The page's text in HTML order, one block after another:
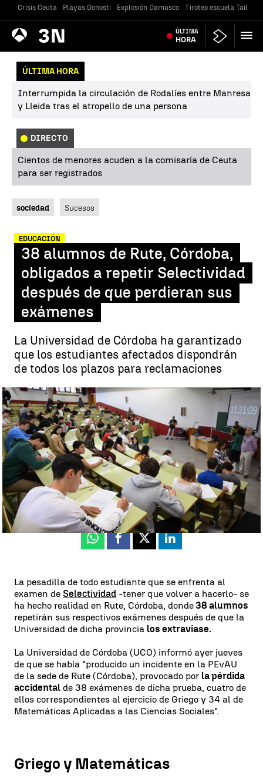
Crisis Ceuta Playas Donosti Explosión Damasco Tiroteo escuela
Antena
3 Noticias ÚLTIMA
HORA
ÚLTIMA HORA
Interrumpida la circulación de Rodalíes entre Manresa
y Lleida tras el atropello de una persona
DIRECTO
Cientos de menores acuden a la comisaría de Ceuta
para ser registrados
sociedad Sucesos
EDUCACIÓN
38 alumnos de Rute, Córdoba,
obligados a repetir Selectividad
después de que perdieran sus
exámenes
La Universidad de Córdoba ha garantizado
que los estudiantes afectados dispondrán
de todos los plazos para reclamaciones
38 alumnos de Rute, Córdoba, obligados a repetir Selectividad
después de que perdieran sus exámenes |EFE
Jorge Martínez
Actualizado:
23 de junio de 2023, 13:20
Publicado:23 de junio de 2023, 12:55
Whatsapp
Facebook
X Linkedin
La pesadilla de todo estudiante que se enfrenta al
examen de Selectividad -tener que volver a hacerlo- se
ha hecho realidad en Rute, Córdoba, donde 38 alumnos
repetirán sus respectivos exámenes después de que la
Universidad de dicha provincia los extraviase.
La Universidad de Córdoba (UCO) informó ayer jueves
de que se había "producido un incidente en la PEvAU
de la sede de Rute (Córdoba), provocado por la pérdida
accidental de 38 exámenes de dicha prueba, cuatro de
ellos correspondientes al ejercicio de Griego y 34 al de
Matemáticas Aplicadas a las Ciencias Sociales".
Griego y Matemáticas